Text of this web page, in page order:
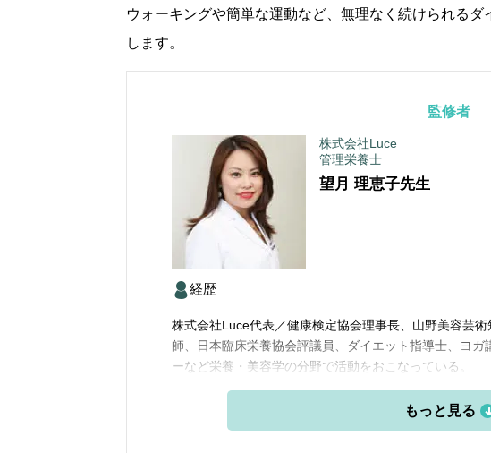
ウォーキングや簡単な運動など、無理なく続けられる
します。
監修者
株式会社Luce
管理栄養士
望月 理恵子先生
経歴
株式会社Luce代表／健康検定協会理事長、山野美容芸
師、日本臨床栄養協会評議員、ダイエット指導士、ヨ
ーなど栄養・美容学の分野で活動をおこなっている。